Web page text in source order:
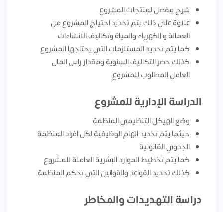
شرح مفصل لمنتجات المشروع
علاوة على ذلك يتم تحديد احتياج المشروع من
العمالة و الكهرباء والمياة وتكاليف الانشاءات
كما يتم تحديد المستلزمات التي يحتاجها المشروع
كذلك حصر التكاليف السنوية ومقدار راس المال
العامل المطلوب للمشروع
الدراسة الإدارية للمشروع
وضع الهيكل التنظيمي المنظمة
حيثما يتم تحديد الهام الوظيفية لكل افراد المنظمة
الجدوي القانونية
كما يتم تخطيط الموارد البشرية العاملة للمشروع
كذلك تحديد القواعد والقوانين التي تحكم المنظمة
دراسة التهديدات والمخاطر